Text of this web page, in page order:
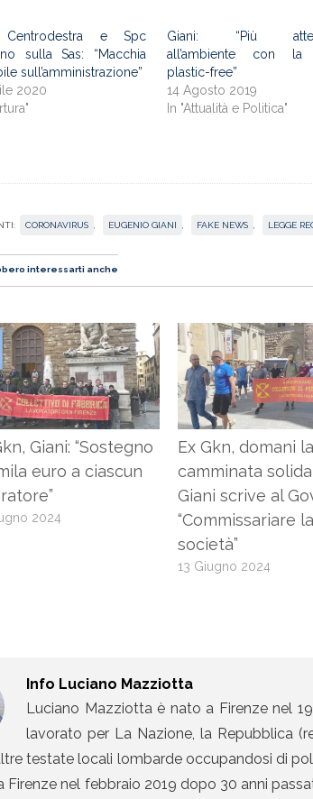
Centrodestra e Spc
sulla Sas: “Macchia
sull’amministrazione”
2020
Giani: “Più
all’ambiente con la
plastic-free”
14 Agosto 2019
In "Attualità e Politica"
CORONAVIRUS EUGENIO GIANI FAKE NEWS LEGGE
interessarti anche
Giani: “Sostegno
euro a ciascun
2024
Ex Gkn, domani la
camminata
Giani scrive al
“Commissariare la
società”
13 Giugno 2024
Info Luciano Mazziotta
Luciano Mazziotta è nato a Firenze nel
lavorato per La Nazione, la Repubblica
testate locali lombarde occupandosi di
Firenze nel febbraio 2019 dopo 30 anni